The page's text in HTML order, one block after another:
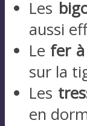
Les
aussi
Le fer
sur la
Les
en